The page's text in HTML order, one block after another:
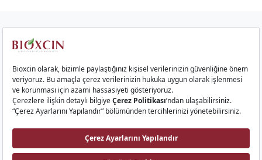
Kurumsal
Cilt Ürünleri
Gıda Takviyeleri